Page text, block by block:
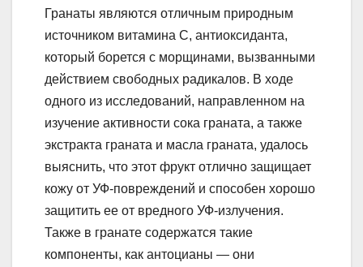
Гранаты являются отличным природным
источником витамина С, антиоксиданта,
который борется с морщинами, вызванными
действием свободных радикалов. В ходе
одного из исследований, направленном на
изучение активности сока граната, а также
экстракта граната и масла граната, удалось
выяснить, что этот фрукт отлично защищает
кожу от УФ-повреждений и способен хорошо
защитить ее от вредного УФ-излучения.
Также в гранате содержатся такие
компоненты, как антоцианы — они